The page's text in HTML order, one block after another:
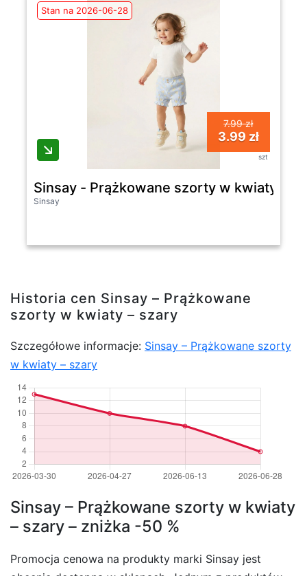
Stan na 2026-06-28
7.99 zł
3.99 zł
szt
Sinsay - Prążkowane szorty w kwiaty -
Sinsay
Historia cen Sinsay – Prążkowane
szorty w kwiaty – szary
Szczegółowe informacje: Sinsay – Prążkowane szorty
w kwiaty – szary
Sinsay – Prążkowane szorty w kwiaty
– szary – zniżka -50 %
Promocja cenowa na produkty marki Sinsay jest